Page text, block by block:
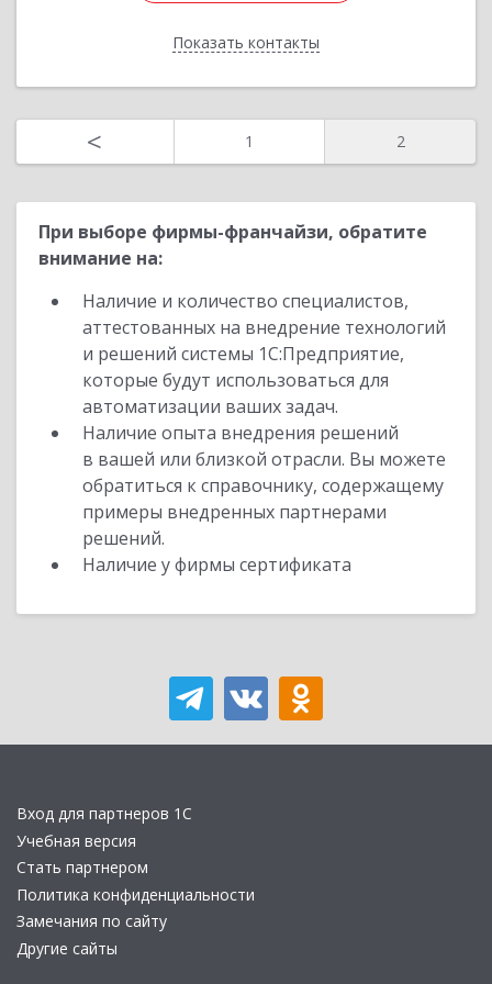
Показать контакты
Назад
< 1 2
При выборе фирмы-франчайзи, обратите
внимание на:
Наличие и количество специалистов,
аттестованных на внедрение технологий
и решений системы 1С:Предприятие,
которые будут использоваться для
автоматизации ваших задач.
Наличие опыта внедрения решений
в вашей или близкой отрасли. Вы можете
обратиться к справочнику, содержащему
примеры внедренных партнерами
решений.
Наличие у фирмы сертификата
Вход для партнеров 1С
Учебная версия
Стать партнером
Политика конфиденциальности
Замечания по сайту
Другие сайты